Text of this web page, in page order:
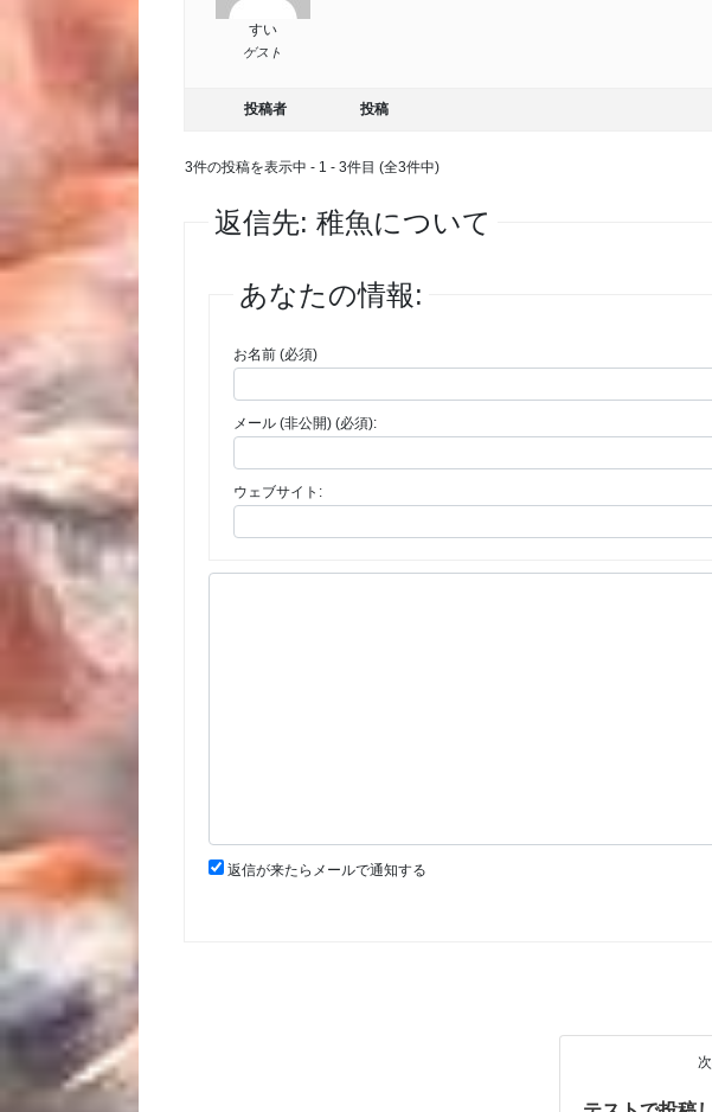
すい
ゲスト
投稿者 投稿
3件の投稿を表示中 - 1 - 3件目 (全3件中)
返信先: 稚魚について
あなたの情報:
お名前 (必須)
メール (非公開) (必須):
ウェブサイト:
返信が来たらメールで通知する